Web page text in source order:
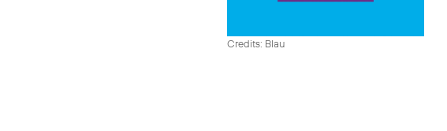
Credits: Blau